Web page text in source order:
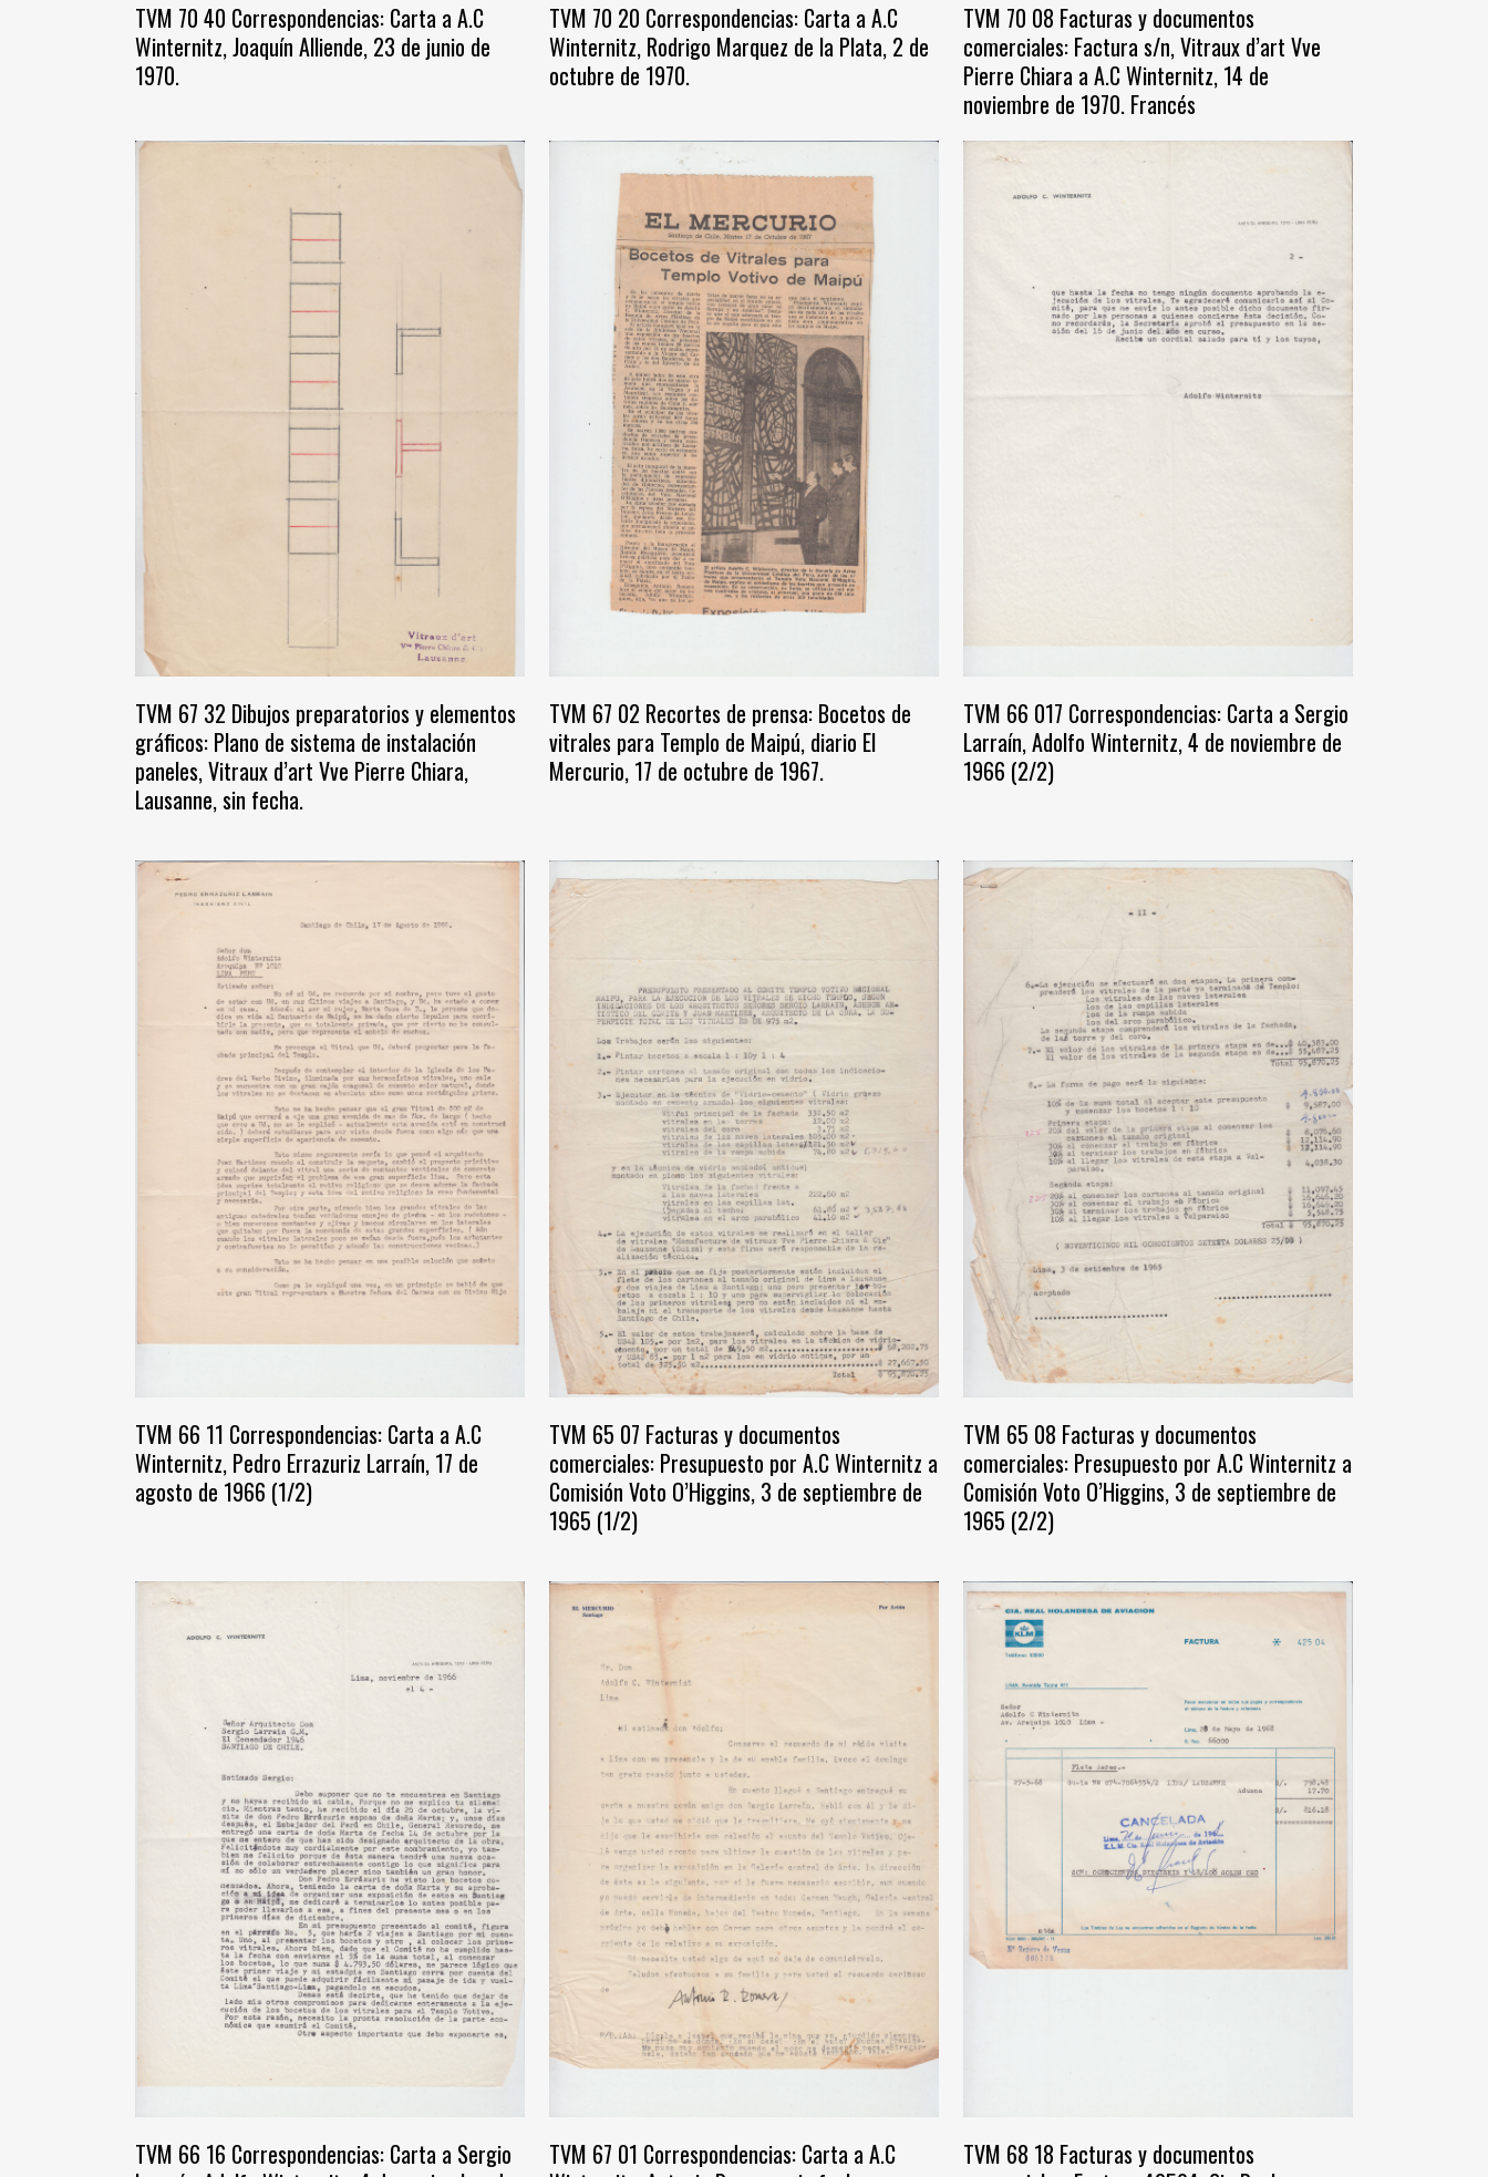
TVM 70 40 Correspondencias: Carta a A.C
Winternitz, Joaquín Alliende, 23 de junio de
1970.
TVM 70 20 Correspondencias: Carta a A.C
Winternitz, Rodrigo Marquez de la Plata, 2 de
octubre de 1970.
TVM 70 08 Facturas y documentos
comerciales: Factura s/n, Vitraux d’art Vve
Pierre Chiara a A.C Winternitz, 14 de
noviembre de 1970. Francés
TVM 67 32 Dibujos preparatorios y elementos
gráficos: Plano de sistema de instalación
paneles, Vitraux d’art Vve Pierre Chiara,
Lausanne, sin fecha.
TVM 67 02 Recortes de prensa: Bocetos de
vitrales para Templo de Maipú, diario El
Mercurio, 17 de octubre de 1967.
TVM 66 017 Correspondencias: Carta a Sergio
Larraín, Adolfo Winternitz, 4 de noviembre de
1966 (2/2)
TVM 66 11 Correspondencias: Carta a A.C
Winternitz, Pedro Errazuriz Larraín, 17 de
agosto de 1966 (1/2)
TVM 65 07 Facturas y documentos
comerciales: Presupuesto por A.C Winternitz a
Comisión Voto O’Higgins, 3 de septiembre de
1965 (1/2)
TVM 65 08 Facturas y documentos
comerciales: Presupuesto por A.C Winternitz a
Comisión Voto O’Higgins, 3 de septiembre de
1965 (2/2)
TVM 66 16 Correspondencias: Carta a Sergio
TVM 67 01 Correspondencias: Carta a A.C
TVM 68 18 Facturas y documentos